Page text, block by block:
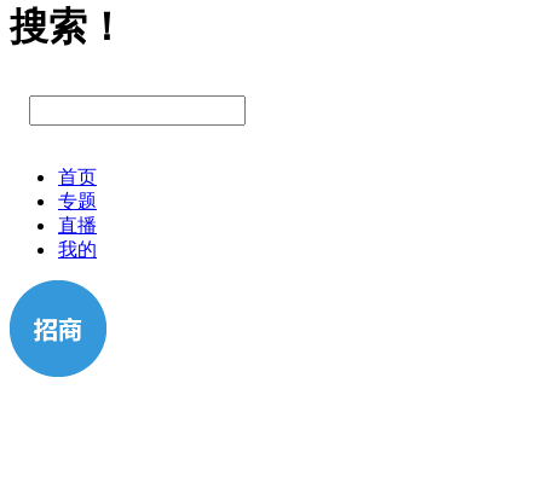
搜索！
首页
专题
直播
我的